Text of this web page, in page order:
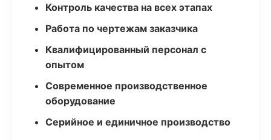
Контроль качества на всех этапах
Работа по чертежам заказчика
Квалифицированный персонал с
опытом
Современное производственное
оборудование
Серийное и единичное производство